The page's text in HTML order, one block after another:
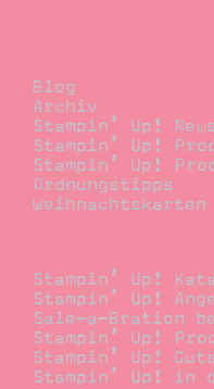
Blog
Archiv
Stampin’ Up!
Stampin’ Up!
Stampin’ Up!
Ordnungstipps
Stampin’ Up!
Stampin’ Up!
Sale-a-Bration
Stampin’ Up!
Stampin’ Up!
Stampin’ Up! in